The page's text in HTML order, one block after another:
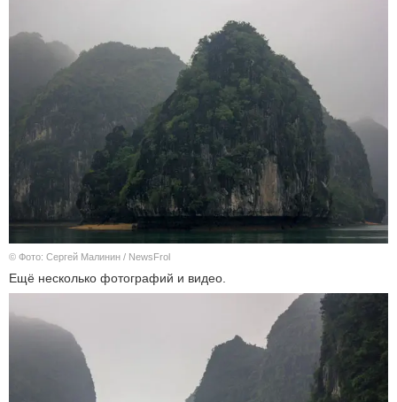
© Фото: Сергей Малинин / NewsFrol
Ещё несколько фотографий и видео.